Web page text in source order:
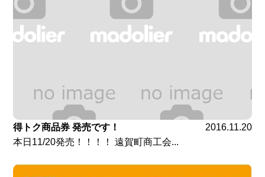
得トク商品券 発売です！
2016.11.20
本日11/20発売！！！！ 遠賀町商工会...